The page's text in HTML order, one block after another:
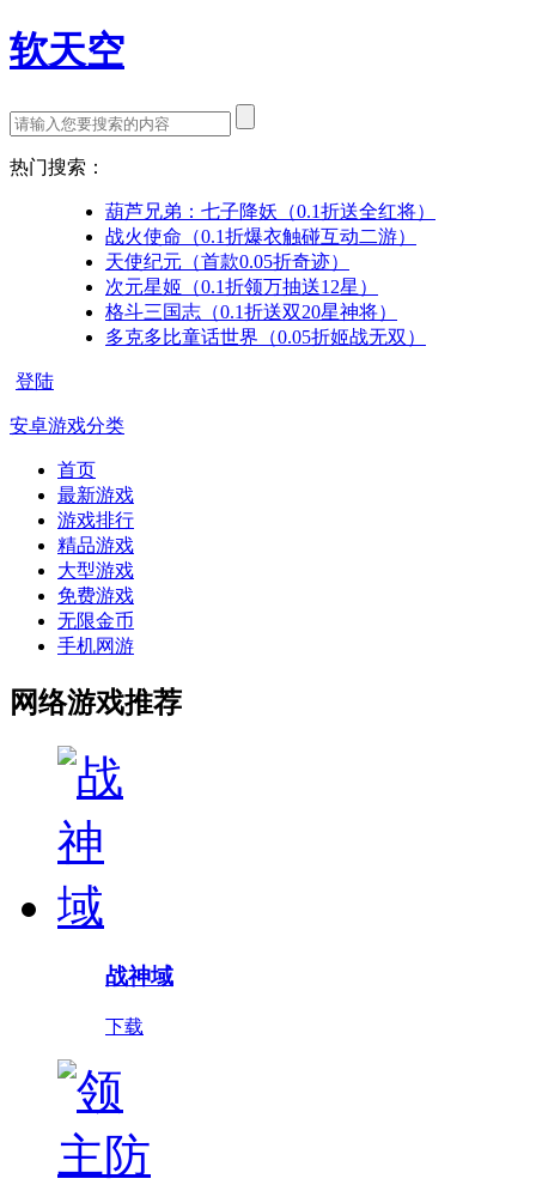
软天空
热门搜索：
葫芦兄弟：七子降妖（0.1折送全红将）
战火使命（0.1折爆衣触碰互动二游）
天使纪元（首款0.05折奇迹）
次元星姬（0.1折领万抽送12星）
格斗三国志（0.1折送双20星神将）
多克多比童话世界（0.05折姬战无双）
登陆
安卓游戏分类
首页
最新游戏
游戏排行
精品游戏
大型游戏
免费游戏
无限金币
手机网游
网络游戏推荐
战神域
下载